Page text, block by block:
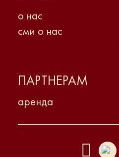
о нас
сми о нас
ПАРТНЕРАМ
аренда